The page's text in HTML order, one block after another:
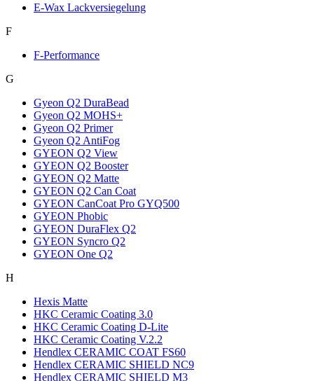
E-Wax Lackversiegelung
F
F-Performance
G
Gyeon Q2 DuraBead
Gyeon Q2 MOHS+
Gyeon Q2 Primer
Gyeon Q2 AntiFog
GYEON Q2 View
GYEON Q2 Booster
GYEON Q2 Matte
GYEON Q2 Can Coat
GYEON CanCoat Pro GYQ500
GYEON Phobic
GYEON DuraFlex Q2
GYEON Syncro Q2
GYEON One Q2
H
Hexis Matte
HKC Ceramic Coating 3.0
HKC Ceramic Coating D-Lite
HKC Ceramic Coating V.2.2
Hendlex CERAMIC COAT FS60
Hendlex CERAMIC SHIELD NC9
Hendlex CERAMIC SHIELD М3